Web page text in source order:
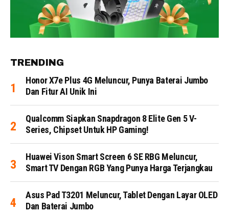
TRENDING
Honor X7e Plus 4G Meluncur, Punya Baterai Jumbo
Dan Fitur AI Unik Ini
Qualcomm Siapkan Snapdragon 8 Elite Gen 5 V-
Series, Chipset Untuk HP Gaming!
Huawei Vison Smart Screen 6 SE RBG Meluncur,
Smart TV Dengan RGB Yang Punya Harga Terjangkau
Asus Pad T3201 Meluncur, Tablet Dengan Layar OLED
Dan Baterai Jumbo